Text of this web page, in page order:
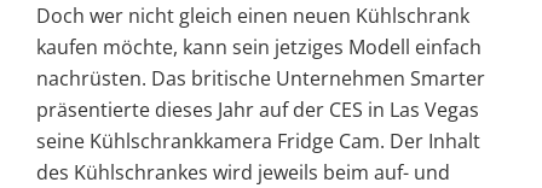
Doch wer nicht gleich einen neuen Kühlschrank
kaufen möchte, kann sein jetziges Modell einfach
nachrüsten. Das britische Unternehmen Smarter
präsentierte dieses Jahr auf der CES in Las Vegas
seine Kühlschrankkamera Fridge Cam. Der Inhalt
des Kühlschrankes wird jeweils beim auf- und